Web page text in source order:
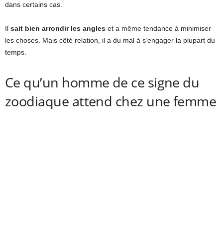
dans certains cas.
Il sait bien arrondir les angles et a même tendance à minimiser
les choses. Mais côté relation, il a du mal à s’engager la plupart du
temps.
Ce qu’un homme de ce signe du
zoodiaque attend chez une femme